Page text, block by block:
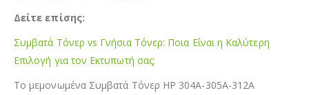
Δείτε επίσης:
Συμβατά Τόνερ vs Γνήσια Τόνερ: Ποια Είναι η Καλύτερη
Επιλογή για τον Εκτυπωτή σας;
Το μεμονωμένα Συμβατά Τόνερ HP 304A-305A-312A